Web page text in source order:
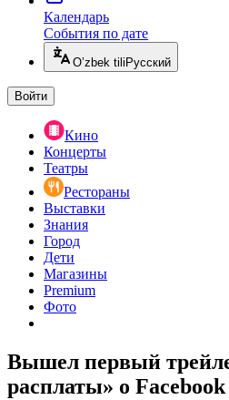
Календарь
События по дате
O’zbek tili Русский
Войти
Кино
Концерты
Театры
Рестораны
Выставки
Знания
Город
Дети
Магазины
Premium
Фото
Вышел первый
расплаты» о Facebook